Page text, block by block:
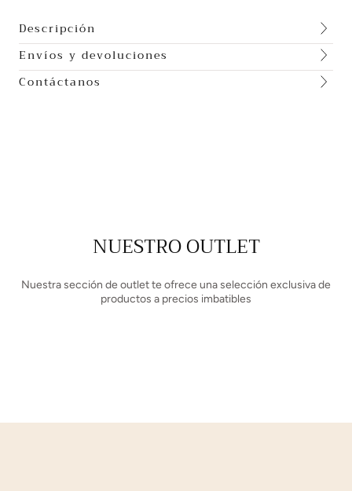
Descripción
Envíos y devoluciones
Contáctanos
NUESTRO OUTLET
Nuestra sección de outlet te ofrece una selección exclusiva de
productos a precios imbatibles